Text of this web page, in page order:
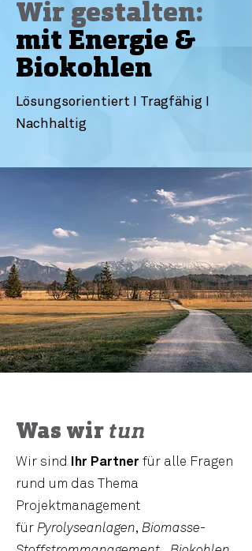
Wir gestalten:
mit Energie &
Biokohlen
Lösungsorientiert I Tragfähig I
Nachhaltig
Was wir tun
Wir sind Ihr Partner für alle Fragen
rund um das Thema
Projektmanagement
für Pyrolyseanlagen, Biomasse-